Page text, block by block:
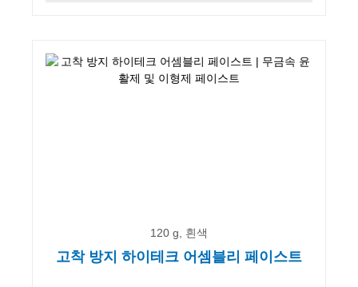
120 g, 흰색
고착 방지 하이테크 어셈블리 페이스트